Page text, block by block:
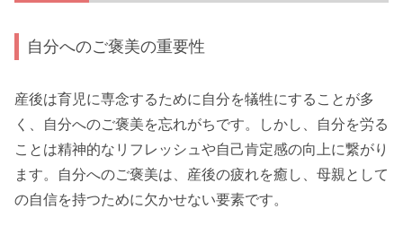
自分へのご褒美の重要性
産後は育児に専念するために自分を犠牲にすることが多
く、自分へのご褒美を忘れがちです。しかし、自分を労る
ことは精神的なリフレッシュや自己肯定感の向上に繋がり
ます。自分へのご褒美は、産後の疲れを癒し、母親として
の自信を持つために欠かせない要素です。